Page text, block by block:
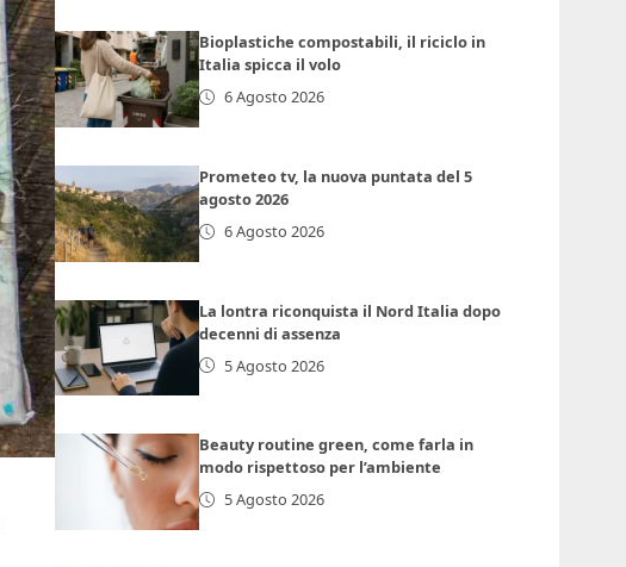
Bioplastiche compostabili, il riciclo in
Italia spicca il volo
6 Agosto 2026
Prometeo tv, la nuova puntata del 5
agosto 2026
6 Agosto 2026
La lontra riconquista il Nord Italia dopo
decenni di assenza
5 Agosto 2026
Beauty routine green, come farla in
modo rispettoso per l’ambiente
5 Agosto 2026